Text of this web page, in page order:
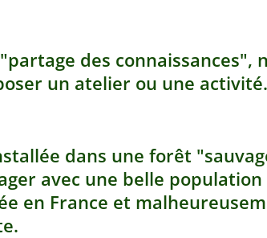
"partage des connaissances",
un atelier ou une activité.
dans une forêt
avec une belle population
en France et